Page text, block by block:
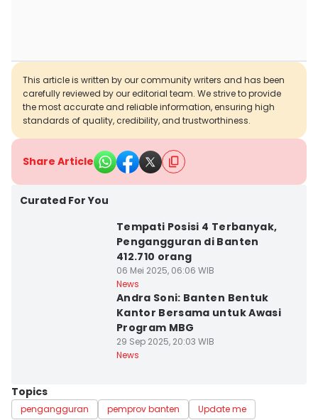
This article is written by our community writers and has been
carefully reviewed by our editorial team. We strive to provide
the most accurate and reliable information, ensuring high
standards of quality, credibility, and trustworthiness.
Share Article
Curated For You
Tempati Posisi 4 Terbanyak,
Pengangguran di Banten
412.710 orang
06 Mei 2025, 06:06 WIB
News
Andra Soni: Banten Bentuk
Kantor Bersama untuk Awasi
Program MBG
29 Sep 2025, 20:03 WIB
News
Topics
pengangguran pemprov banten Update me